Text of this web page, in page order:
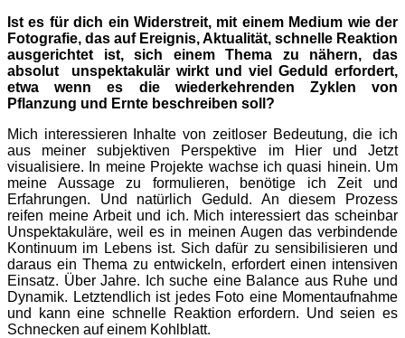
Ist es für dich ein Widerstreit, mit einem Medium wie der
Fotografie, das auf Ereignis, Aktualität, schnelle Reaktion
ausgerichtet ist, sich einem Thema zu nähern, das
absolut unspektakulär wirkt und viel Geduld erfordert,
etwa wenn es die wiederkehrenden Zyklen von
Pflanzung und Ernte beschreiben soll?
Mich interessieren Inhalte von zeitloser Bedeutung, die ich
aus meiner subjektiven Perspektive im Hier und Jetzt
visualisiere. In meine Projekte wachse ich quasi hinein. Um
meine Aussage zu formulieren, benötige ich Zeit und
Erfahrungen. Und natürlich Geduld. An diesem Prozess
reifen meine Arbeit und ich. Mich interessiert das scheinbar
Unspektakuläre, weil es in meinen Augen das verbindende
Kontinuum im Lebens ist. Sich dafür zu sensibilisieren und
daraus ein Thema zu entwickeln, erfordert einen intensiven
Einsatz. Über Jahre. Ich suche eine Balance aus Ruhe und
Dynamik. Letztendlich ist jedes Foto eine Momentaufnahme
und kann eine schnelle Reaktion erfordern. Und seien es
Schnecken auf einem Kohlblatt.